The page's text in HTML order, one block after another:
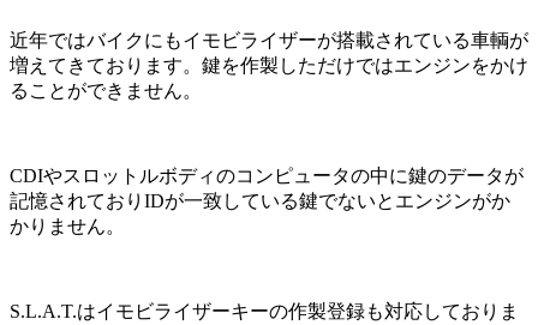
近年ではバイクにもイモビライザーが搭載されている車輌が
増えてきております。鍵を作製しただけではエンジンをかけ
ることができません。
CDIやスロットルボディのコンピュータの中に鍵のデータが
記憶されておりIDが一致している鍵でないとエンジンがか
かりません。
S.L.A.T.はイモビライザーキーの作製登録も対応しておりま